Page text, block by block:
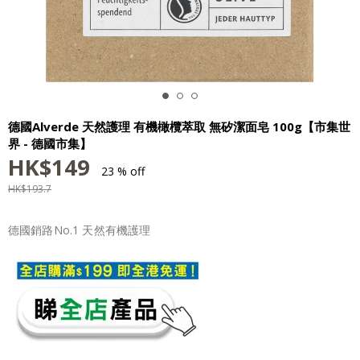
德國Alverde 天然護理 有機橄欖萃取 無矽潔面皂 100g【市集世
界 - 德國市集】
HK$149 23 % off
HK$193.7
德國銷路No.1 天然有機護理